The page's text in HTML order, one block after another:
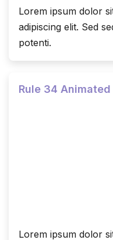
Lorem ipsum dolor
adipiscing elit. Sed
potenti.
Rule 34 Animated
Lorem ipsum dolor